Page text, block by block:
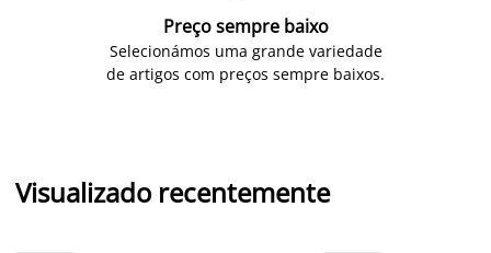
Preço sempre baixo
Selecionámos uma grande variedade
de artigos com preços sempre baixos.
Visualizado recentemente